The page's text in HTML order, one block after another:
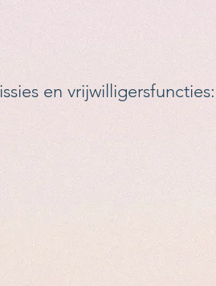
en vrijwilligersfuncties: